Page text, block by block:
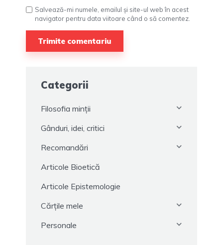
Salvează-mi numele, emailul și site-ul web în acest
navigator pentru data viitoare când o să comentez.
Categorii
Filosofia minții
Gânduri, idei, critici
Recomandări
Articole Bioetică
Articole Epistemologie
Cărțile mele
Personale